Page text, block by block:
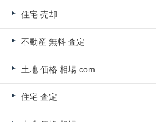
住宅 売却
不動産 無料 査定
土地 価格 相場 com
住宅 査定